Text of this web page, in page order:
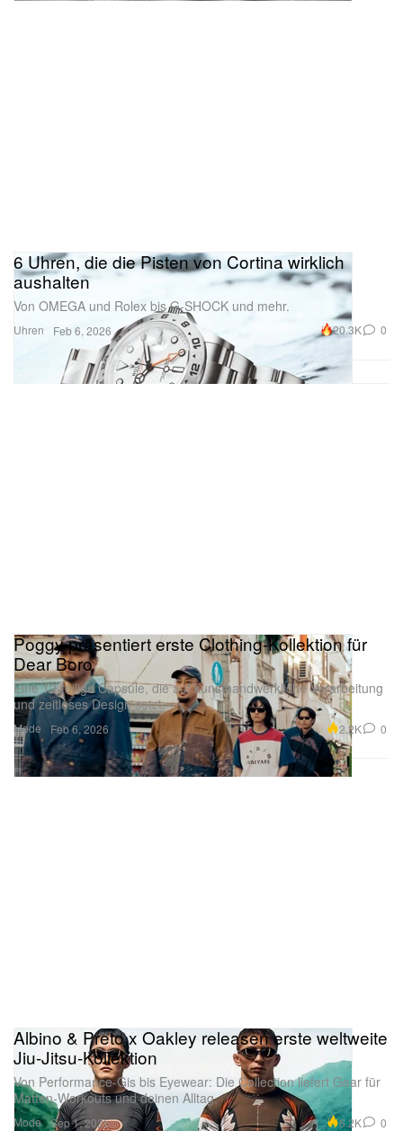
Uhren
6 Uhren, die die Pisten von Cortina wirklich
aushalten
Von OMEGA und Rolex bis G‑SHOCK und mehr.
Feb 6, 2026 20.3K 0
Mode
Poggy präsentiert erste Clothing-Kollektion für
Dear Boro
Eine 12-teilige Capsule, die auf kunsthandwerkliche Verarbeitung
und zeitloses Design setzt.
Feb 6, 2026 2.2K 0
Mode
Albino & Preto x Oakley releasen erste weltweite
Jiu-Jitsu-Kollektion
Von Performance-Gis bis Eyewear: Die Collection liefert Gear für
Matten-Workouts und deinen Alltag.
Sep 1, 2025 6.2K 0